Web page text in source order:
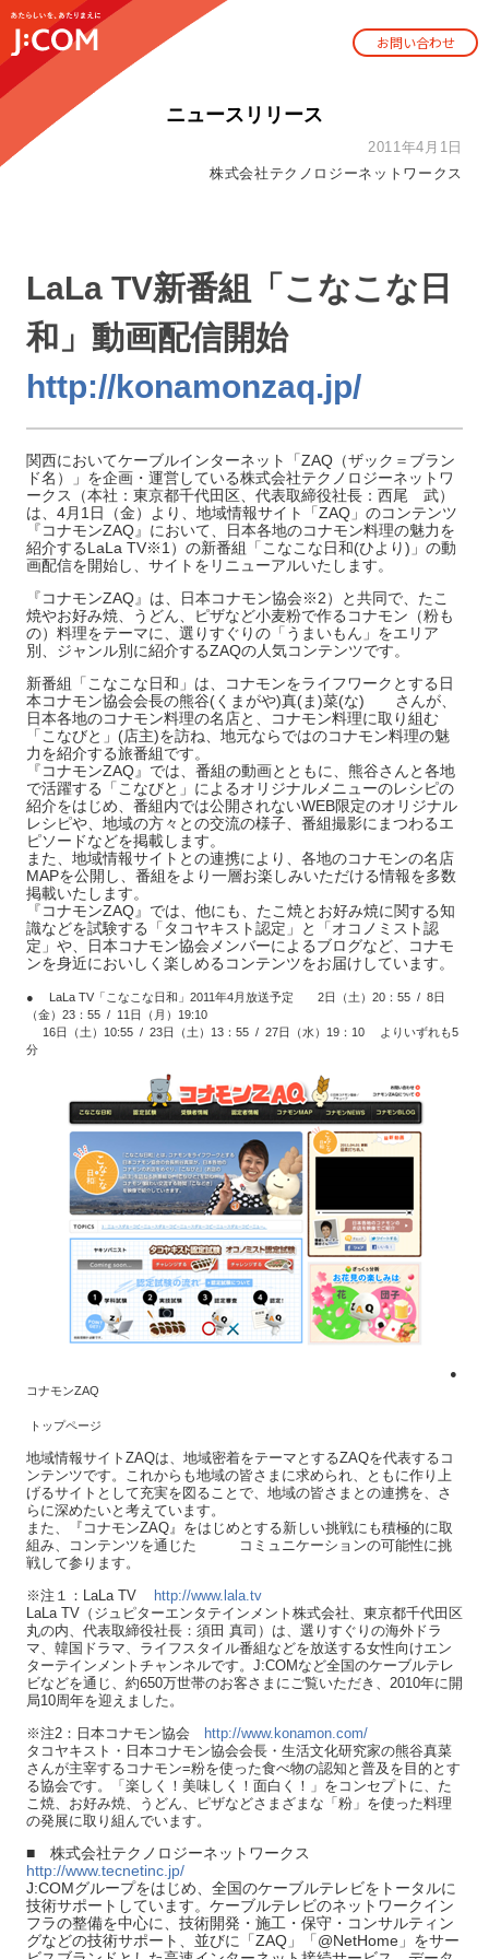
お問い合わせ
ニュースリリース
2011年4月1日
株式会社テクノロジーネットワークス
LaLa TV新番組「こなこな日
和」動画配信開始
http://konamonzaq.jp/
関西においてケーブルインターネット「ZAQ（ザック＝ブラン
ド名）」を企画・運営している株式会社テクノロジーネットワ
ークス（本社：東京都千代田区、代表取締役社長：西尾 武）
は、4月1日（金）より、地域情報サイト「ZAQ」のコンテンツ
『コナモンZAQ』において、日本各地のコナモン料理の魅力を
紹介するLaLa TV※1）の新番組「こなこな日和(ひより)」の動
画配信を開始し、サイトをリニューアルいたします。
『コナモンZAQ』は、日本コナモン協会※2）と共同で、たこ
焼やお好み焼、うどん、ピザなど小麦粉で作るコナモン（粉も
の）料理をテーマに、選りすぐりの「うまいもん」をエリア
別、ジャンル別に紹介するZAQの人気コンテンツです。
新番組「こなこな日和」は、コナモンをライフワークとする日
本コナモン協会会長の熊谷(くまがや)真(ま)菜(な) さんが、
日本各地のコナモン料理の名店と、コナモン料理に取り組む
「こなびと」(店主)を訪ね、地元ならではのコナモン料理の魅
力を紹介する旅番組です。
『コナモンZAQ』では、番組の動画とともに、熊谷さんと各地
で活躍する「こなびと」によるオリジナルメニューのレシピの
紹介をはじめ、番組内では公開されないWEB限定のオリジナル
レシピや、地域の方々との交流の様子、番組撮影にまつわるエ
ピソードなどを掲載します。
また、地域情報サイトとの連携により、各地のコナモンの名店
MAPを公開し、番組をより一層お楽しみいただける情報を多数
掲載いたします。
『コナモンZAQ』では、他にも、たこ焼とお好み焼に関する知
識などを試験する「タコヤキスト認定」と「オコノミスト認
定」や、日本コナモン協会メンバーによるブログなど、コナモ
ンを身近においしく楽しめるコンテンツをお届けしています。
●
LaLa TV「こなこな日和」2011年4月放送予定 2日（土）20：55 / 8日
（金）23：55 / 11日（月）19:10
16日（土）10:55 / 23日（土）13：55 / 27日（水）19：10 よりいずれも5
分
●
コナモンZAQ
トップページ
地域情報サイトZAQは、地域密着をテーマとするZAQを代表するコ
ンテンツです。これからも地域の皆さまに求められ、ともに作り上
げるサイトとして充実を図ることで、地域の皆さまとの連携を、さ
らに深めたいと考えています。
また、『コナモンZAQ』をはじめとする新しい挑戦にも積極的に取
組み、コンテンツを通じた コミュニケーションの可能性に挑
戦して参ります。
※注１：LaLa TV
http://www.lala.tv
LaLa TV（ジュピターエンタテインメント株式会社、東京都千代田区
丸の内、代表取締役社長：須田 真司）は、選りすぐりの海外ドラ
マ、韓国ドラマ、ライフスタイル番組などを放送する女性向けエン
ターテインメントチャンネルです。J:COMなど全国のケーブルテレ
ビなどを通じ、約650万世帯のお客さまにご覧いただき、2010年に開
局10周年を迎えました。
※注2：日本コナモン協会
http://www.konamon.com/
タコヤキスト・日本コナモン協会会長・生活文化研究家の熊谷真菜
さんが主宰するコナモン=粉を使った食べ物の認知と普及を目的とす
る協会です。「楽しく！美味しく！面白く！」をコンセプトに、た
こ焼、お好み焼、うどん、ピザなどさまざまな「粉」を使った料理
の発展に取り組んでいます。
■ 株式会社テクノロジーネットワークス
http://www.tecnetinc.jp/
J:COMグループをはじめ、全国のケーブルテレビをトータルに
技術サポートしています。ケーブルテレビのネットワークイン
フラの整備を中心に、技術開発・施工・保守・コンサルティン
グなどの技術サポート、並びに「ZAQ」「@NetHome」をサー